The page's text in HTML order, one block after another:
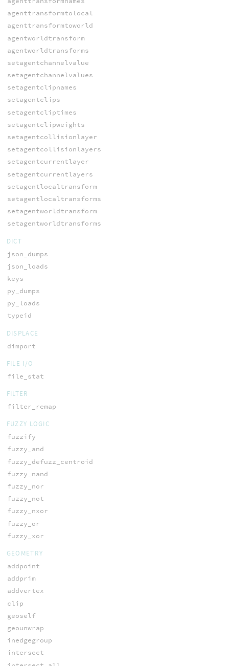
agenttransformtolocal
agenttransformtoworld
agentworldtransform
agentworldtransforms
setagentchannelvalue
setagentchannelvalues
setagentclipnames
setagentclips
setagentcliptimes
setagentclipweights
setagentcollisionlayer
setagentcollisionlayers
setagentcurrentlayer
setagentcurrentlayers
setagentlocaltransform
setagentlocaltransforms
setagentworldtransform
setagentworldtransforms
DICT
json_dumps
json_loads
keys
py_dumps
py_loads
typeid
DISPLACE
dimport
FILE I/O
file_stat
FILTER
filter_remap
FUZZY LOGIC
fuzzify
fuzzy_and
fuzzy_defuzz_centroid
fuzzy_nand
fuzzy_nor
fuzzy_not
fuzzy_nxor
fuzzy_or
fuzzy_xor
GEOMETRY
addpoint
addprim
addvertex
clip
geoself
geounwrap
inedgegroup
intersect